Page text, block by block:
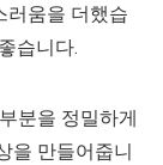
러움을 더했습
습니다.
분을 정밀하게
을 만들어줍니